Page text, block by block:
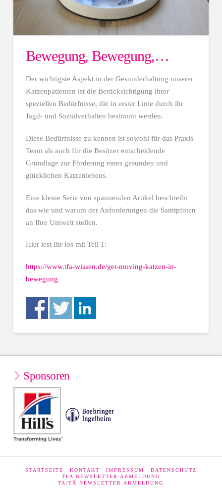
Bewegung, Bewegung,…
Der wichtigste Aspekt in der Gesunderhaltung unserer
Katzenpatienten ist die Berücksichtigung ihrer
speziellen Bedürfnisse, die in erster Linie durch ihr
Jagd- und Sozialverhalten bestimmt werden.
Diese Bedürfnisse zu kennen ist sowohl für das Praxis-
Team als auch für die Besitzer entscheidende
Grundlage zur Förderung eines gesunden und
glücklichen Katzenlebens.
Eine kleine Serie von spannenden Artikel beschreibt
das wie und warum der Anforderungen die Samtpfoten
an Ihre Umwelt stellen.
Hier lest Ihr los mit Teil 1:
https://www.tfa-wissen.de/get-moving-katzen-in-
bewegung
Sponsoren
STARTSEITE KONTAKT IMPRESSUM
DATENSCHUTZ
TFA NEWSLETTER ABMELDUNG
TA/TÄ NEWSLETTER ABMELDUNG